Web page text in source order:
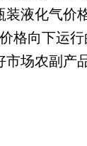
液化气价
格向下运行
农副产